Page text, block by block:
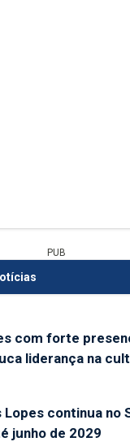
PUB
com forte
liderança na
Lopes continua no
junho de 2029